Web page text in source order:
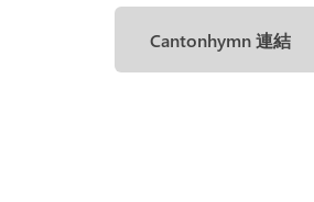
Cantonhymn 連結